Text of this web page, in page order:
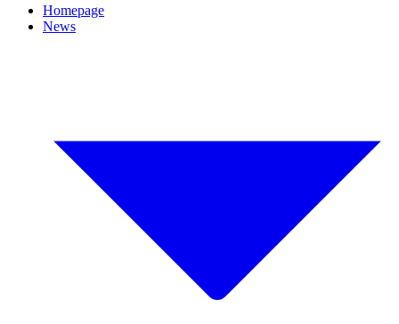
Homepage
News